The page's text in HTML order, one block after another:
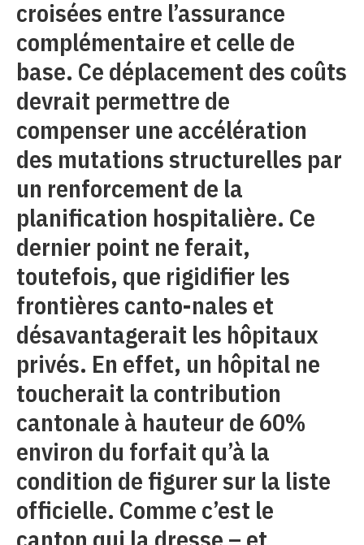
croisées entre l’assurance
complémentaire et celle de
base. Ce déplacement des coûts
devrait permettre de
compenser une accélération
des mutations structurelles par
un renforcement de la
planification hospitalière. Ce
dernier point ne ferait,
toutefois, que rigidifier les
frontières canto-nales et
désavantagerait les hôpitaux
privés. En effet, un hôpital ne
toucherait la contribution
cantonale à hauteur de 60%
environ du forfait qu’à la
condition de figurer sur la liste
officielle. Comme c’est le